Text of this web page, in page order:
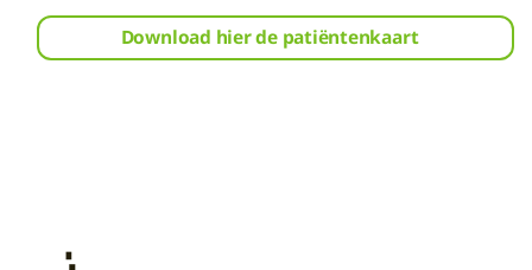
Download hier de patiëntenkaart